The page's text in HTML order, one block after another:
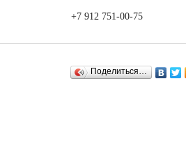
+7 912 751-00-75
Поделиться…